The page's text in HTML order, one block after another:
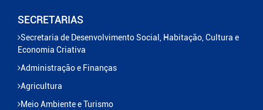
SECRETARIAS
Secretaria de Desenvolvimento Social, Habitação, Cultura e
Economia Criativa
Administração e Finanças
Agricultura
Meio Ambiente e Turismo